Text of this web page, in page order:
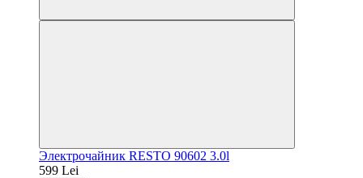
Электрочайник RESTO 90602 3.0l
599 Lei